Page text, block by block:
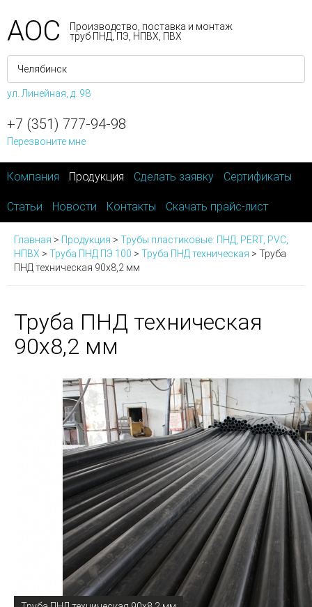
АОС
Производство, поставка и монтаж
труб ПНД, ПЭ, НПВХ, ПВХ
ул. Линейная, д. 98
+7 (351) 777-94-98
Перезвоните мне
Компания Продукция Сделать заявку Сертификаты
Статьи Новости Контакты Скачать прайс-лист
Главная > Продукция > Трубы пластиковые: ПНД, PERT, PVC,
НПВХ > Труба ПНД ПЭ 100 > Труба ПНД техническая > Труба
ПНД техническая 90х8,2 мм
Труба ПНД техническая
90х8,2 мм